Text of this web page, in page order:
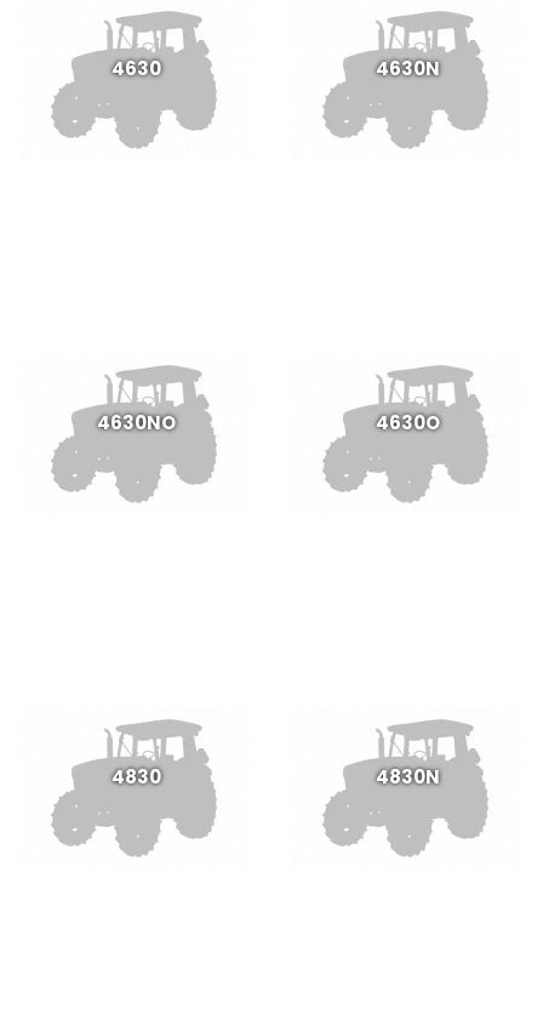
4630 4630N
4630NO 4630O
4830 4830N